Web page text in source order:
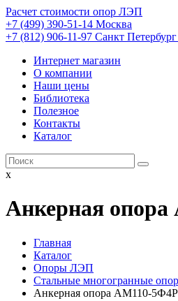
Расчет стоимости опор ЛЭП
+7 (499) 390-51-14 Москва
+7 (812) 906-11-97 Санкт Петербург
Интернет магазин
О компании
Наши цены
Библиотека
Полезное
Контакты
Каталог
x
Анкерная
Главная
Каталог
Опоры ЛЭП
Стальные многогранные
Анкерная опора АМ110-5Ф4Р